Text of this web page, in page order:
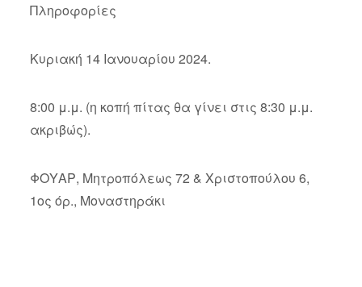
Πληροφορίες
Κυριακή 14 Ιανουαρίου 2024.
8:00 μ.μ. (η κοπή πίτας θα γίνει στις 8:30 μ.μ.
ακριβώς).
ΦΟΥΑΡ, Μητροπόλεως 72 & Χριστοπούλου 6,
1ος όρ., Μοναστηράκι